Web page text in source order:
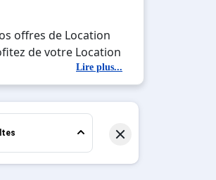
offres de Location
de votre Location
pistes de ski et des
de Sainte
ski.
Lire plus...